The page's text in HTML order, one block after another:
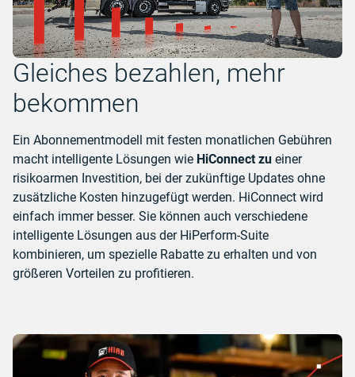
Gleiches bezahlen, mehr
bekommen
Ein Abonnementmodell mit festen monatlichen Gebühren
macht intelligente Lösungen wie HiConnect zu einer
risikoarmen Investition, bei der zukünftige Updates ohne
zusätzliche Kosten hinzugefügt werden. HiConnect wird
einfach immer besser. Sie können auch verschiedene
intelligente Lösungen aus der HiPerform-Suite
kombinieren, um spezielle Rabatte zu erhalten und von
größeren Vorteilen zu profitieren.